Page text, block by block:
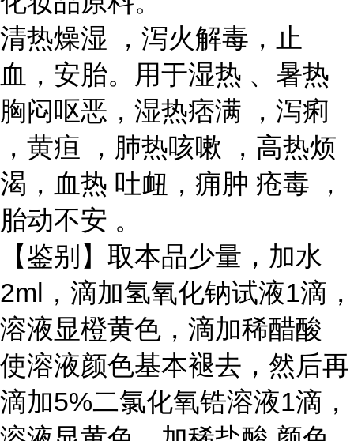
清热燥湿 ，泻火解毒，止
血，安胎。用于湿热 、暑热
胸闷呕恶，湿热痞满 ，泻痢
，黄疸 ，肺热咳嗽 ，高热烦
渴，血热 吐衄，痈肿 疮毒 ，
胎动不安 。
【鉴别】取本品少量，加水
2ml，滴加氢氧化钠试液1滴，
溶液显橙黄色，滴加稀醋酸
使溶液颜色基本褪去，然后再
滴加5%二氯化氧锆溶液1滴，